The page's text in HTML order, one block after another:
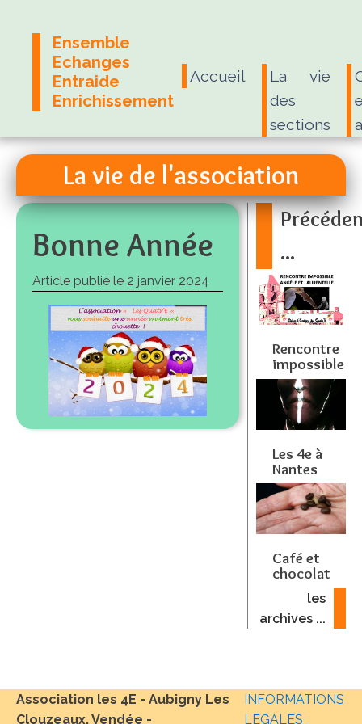
Ensemble
Echanges
Entraide
Enrichissement
Accueil
La vie
des
sections
La vie de l'association
Bonne Année
Article publié le 2 janvier 2024
...
Rencontre
impossible
Les 4e à
Nantes
Café et
chocolat
les
archives ...
Association les 4E - Aubigny Les
Clouzeaux, Vendée -
INFORMATIONS
LEGALES